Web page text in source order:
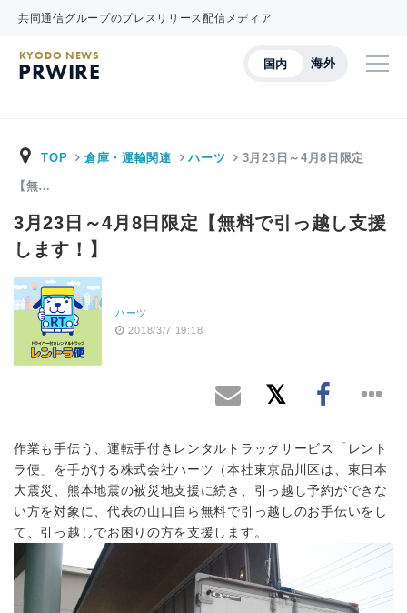
共同通信グループのプレスリリース配信メディア
国内 海外
KYODO NEWS
PRWIRE
TOP 倉庫・運輸関連 ハーツ 3月23日～4月8日限定
【無…
3月23日～4月8日限定【無料で引っ越し支援
します！】
ハーツ
2018/3/7 19:18
作業も手伝う、運転手付きレンタルトラックサービス「レント
ラ便」を手がける株式会社ハーツ（本社東京品川区は、東日本
大震災、熊本地震の被災地支援に続き、引っ越し予約ができな
い方を対象に、代表の山口自ら無料で引っ越しのお手伝いをし
て、引っ越しでお困りの方を支援します。